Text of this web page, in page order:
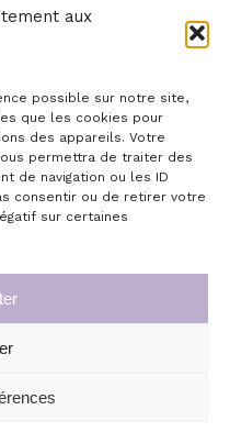
aux
possible sur notre site,
que les cookies pour
des appareils. Votre
permettra de traiter des
de navigation ou les ID
consentir ou de retirer votre
sur certaines
mardi
soir
repas
de Jean, plus qu’un